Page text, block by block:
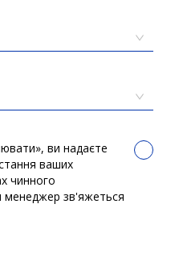
ви надаєте
ваших
чинного
менеджер зв'яжеться